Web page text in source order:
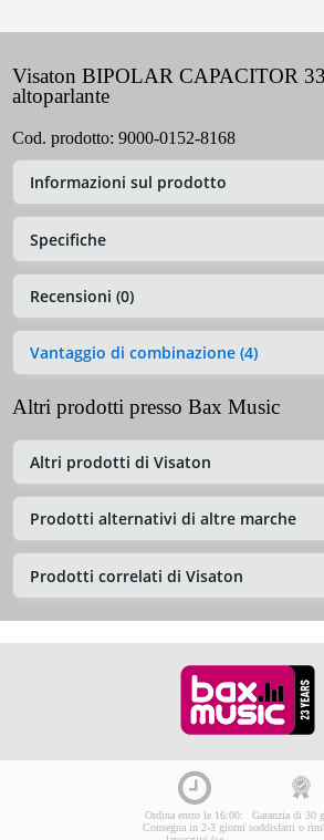
Visaton BIPOLAR CAPACITOR
altoparlante
Cod. prodotto: 9000-0152-8168
Informazioni sul prodotto
Specifiche
Recensioni (0)
Vantaggio di combinazione (4)
Altri prodotti presso Bax Music
Altri prodotti di Visaton
Prodotti alternativi di altre marche
Prodotti correlati di Visaton
Ordina entro le 16:00:
Consegna in 2-3 giorni
Garanzia di 30
soddisfatti o